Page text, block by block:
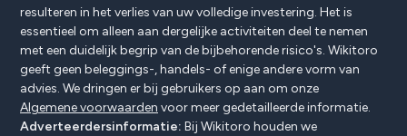
resulteren in het verlies van uw volledige investering. Het is
essentieel om alleen aan dergelijke activiteiten deel te nemen
met een duidelijk begrip van de bijbehorende risico's. Wikitoro
geeft geen beleggings-, handels- of enige andere vorm van
advies. We dringen er bij gebruikers op aan om onze
Algemene voorwaarden voor meer gedetailleerde informatie.
Adverteerdersinformatie: Bij Wikitoro houden we